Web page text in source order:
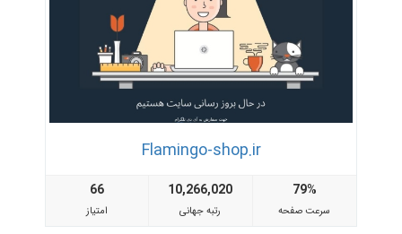
Flamingo-shop.ir
66
امتیاز
10,266,020
رتبه جهانی
79%
سرعت صفحه